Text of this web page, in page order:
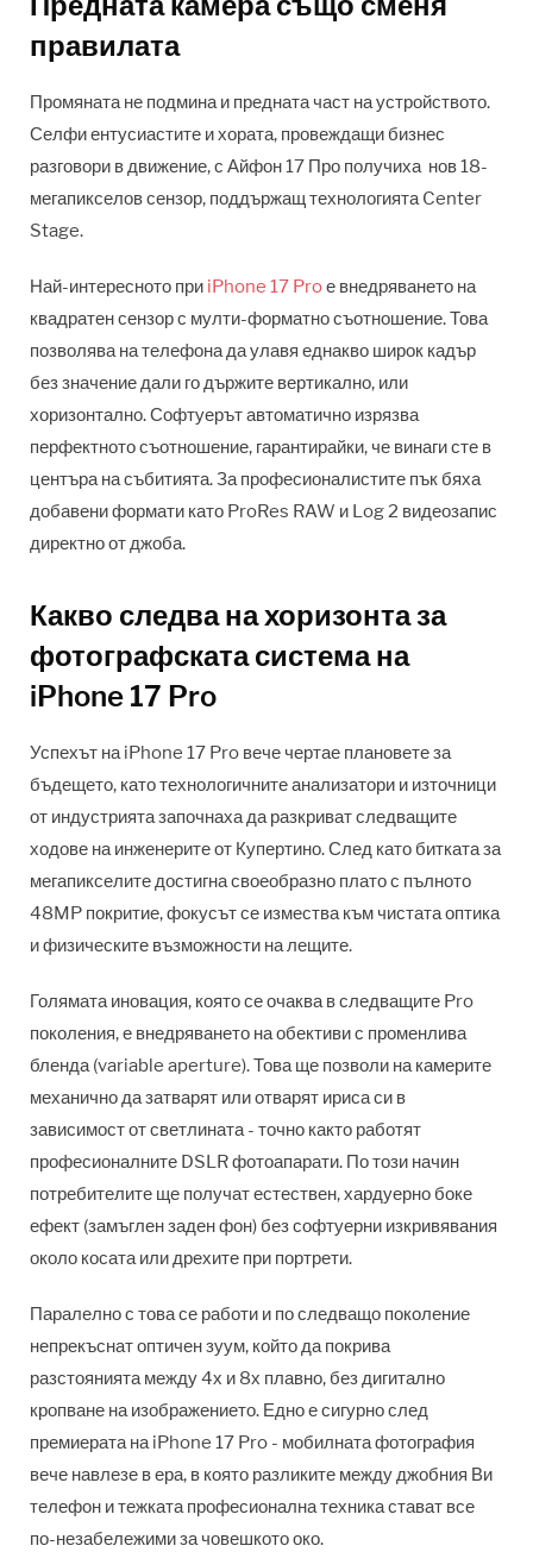
правилата
Промяната не подмина и предната част на устройството.
Селфи ентусиастите и хората, провеждащи бизнес
разговори в движение, с Айфон 17 Про получиха нов 18-
мегапикселов сензор, поддържащ технологията Center
Stage.
Най-интересното при iPhone 17 Proе внедряването на
квадратен сензор с мулти-форматно съотношение. Това
позволява на телефона да улавя еднакво широк кадър
без значение дали го държите вертикално, или
хоризонтално. Софтуерът автоматично изрязва
перфектното съотношение, гарантирайки, че винаги сте в
центъра на събитията. За професионалистите пък бяха
добавени формати като ProRes RAW и Log 2 видеозапис
директно от джоба.
Какво следва на хоризонта за
фотографската система на
iPhone 17 Pro
Успехът на iPhone 17 Pro вече чертае плановете за
бъдещето, като технологичните анализатори и източници
от индустрията започнаха да разкриват следващите
ходове на инженерите от Купертино. След като битката за
мегапикселите достигна своеобразно плато с пълното
48MP покритие, фокусът се измества към чистата оптика
и физическите възможности на лещите.
Голямата иновация, която се очаква в следващите Pro
поколения, е внедряването на обективи с променлива
бленда (variable aperture). Това ще позволи на камерите
механично да затварят или отварят ириса си в
зависимост от светлината - точно както работят
професионалните DSLR фотоапарати. По този начин
потребителите ще получат естествен, хардуерно боке
ефект (замъглен заден фон) без софтуерни изкривявания
около косата или дрехите при портрети.
Паралелно с това се работи и по следващо поколение
непрекъснат оптичен зуум, който да покрива
разстоянията между 4х и 8х плавно, без дигитално
кропване на изображението. Едно е сигурно след
премиерата на iPhone 17 Pro - мобилната фотография
вече навлезе в ера, в която разликите между джобния Ви
телефон и тежката професионална техника стават все
по-незабележими за човешкото око.